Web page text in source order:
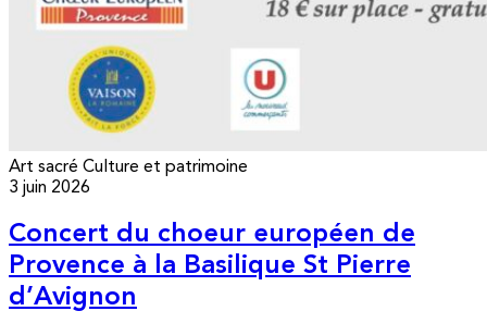
Art sacré Culture et patrimoine
3 juin 2026
Concert du choeur européen de
Provence à la Basilique St Pierre
d’Avignon